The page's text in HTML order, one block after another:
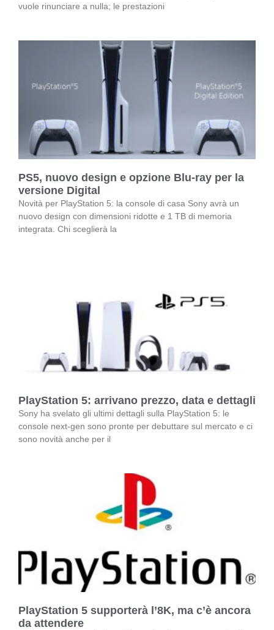
vuole rinunciare a nulla; le prestazioni
PS5, nuovo design e opzione Blu-ray per la
versione Digital
Novità per PlayStation 5: la console di casa Sony avrà un
nuovo design con dimensioni ridotte e 1 TB di memoria
integrata. Chi sceglierà la
PlayStation 5: arrivano prezzo, data e dettagli
Sony ha svelato gli ultimi dettagli sulla PlayStation 5: le
console next-gen sono pronte per debuttare sul mercato e ci
sono novità anche per il
PlayStation 5 supporterà l’8K, ma c’è ancora
da attendere